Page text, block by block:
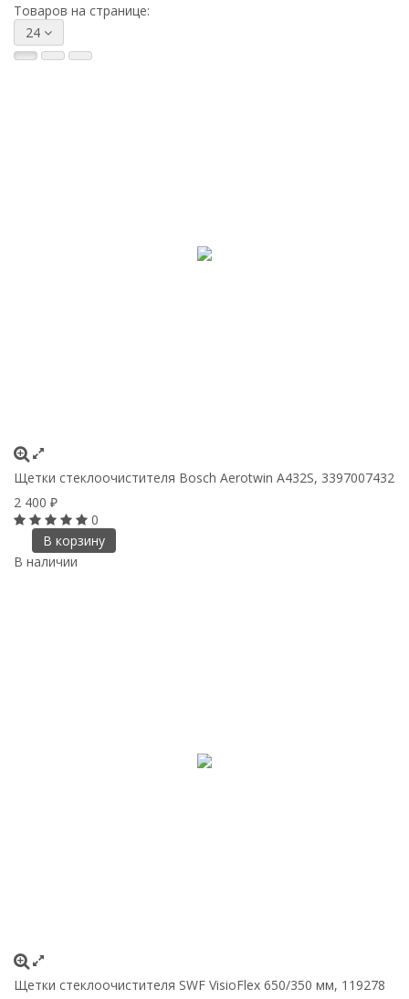
Товаров на странице:
24
Щетки стеклоочистителя Bosch Aerotwin A432S, 3397007432
2 400 ₽
0
В корзину
В наличии
Щетки стеклоочистителя SWF VisioFlex 650/350 мм, 119278